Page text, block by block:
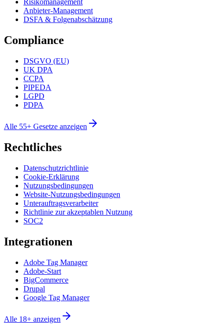
Risikomanagement
Anbieter-Management
DSFA & Folgenabschätzung
Compliance
DSGVO (EU)
UK DPA
CCPA
PIPEDA
LGPD
PDPA
Alle 55+ Gesetze anzeigen
Rechtliches
Datenschutzrichtlinie
Cookie-Erklärung
Nutzungsbedingungen
Website-Nutzungsbedingungen
Unterauftragsverarbeiter
Richtlinie zur akzeptablen Nutzung
SOC2
Integrationen
Adobe Tag Manager
Adobe-Start
BigCommerce
Drupal
Google Tag Manager
Alle 18+ anzeigen